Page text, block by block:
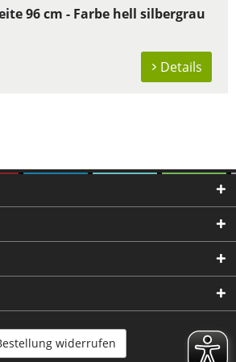
96 cm - Farbe hell silbergrau
Details
widerrufen